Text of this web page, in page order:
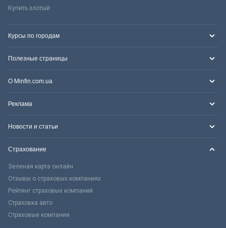
Купить злотый
Курсы по городам
Полезные страницы
О Minfin.com.ua
Реклама
Новости и статьи
Страхование
Зеленая карта онлайн
Отзывы о страховых компаниях
Рейтинг страховых компаний
Страховка авто
Страховые компании